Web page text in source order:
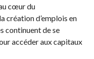
cœur du
création d’emplois en
continuent de se
accéder aux capitaux